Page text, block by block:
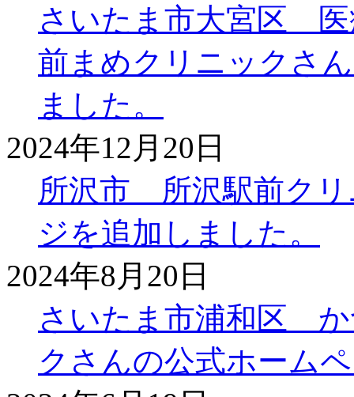
さいたま市大宮区
前まめクリニックさ
ました。
2024年12月20日
所沢市 所沢駅前クリ
ジを追加しました。
2024年8月20日
さいたま市浦和区
クさんの公式ホーム